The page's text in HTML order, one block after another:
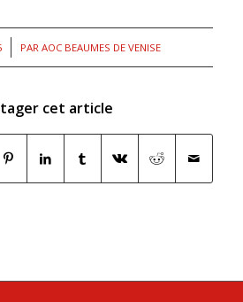
PARAOC BEAUMES DE VENISE
cet article